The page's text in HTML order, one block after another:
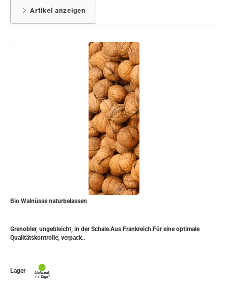
Artikel anzeigen
Bio Walnüsse naturbelassen
Grenobler, ungebleicht, in der Schale.Aus Frankreich.Für eine optimale
Qualitätskontrolle, verpack..
Lager